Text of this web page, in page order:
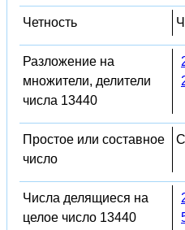
Четность
Разложение на
множители, делители
числа 13440
Простое или составное
число
Числа делящиеся на
целое число 13440